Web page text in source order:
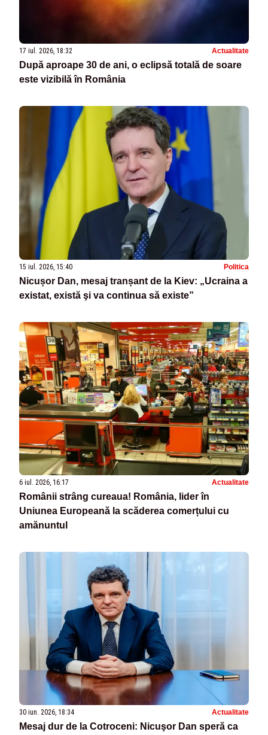
17 iul. 2026, 18:32 Actualitate
După aproape 30 de ani, o eclipsă totală de soare
este vizibilă în România
15 iul. 2026, 15:40 Politica
Nicușor Dan, mesaj tranșant de la Kiev: „Ucraina a
existat, există şi va continua să existe”
6 iul. 2026, 16:17 Actualitate
Românii strâng cureaua! România, lider în
Uniunea Europeană la scăderea comerțului cu
amănuntul
30 iun. 2026, 18:34 Actualitate
Mesaj dur de la Cotroceni: Nicuşor Dan speră ca